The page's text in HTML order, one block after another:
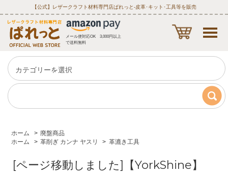
【公式】レザークラフト材料専門店ぱれっと‐皮革･キット･工具等を販売
メール便対応OK 3,000円以上
で送料無料
ホーム > 廃盤商品
ホーム
> 革削ぎ カンナ ヤスリ > 革漉き工具
[ページ移動しました]【YorkShine】